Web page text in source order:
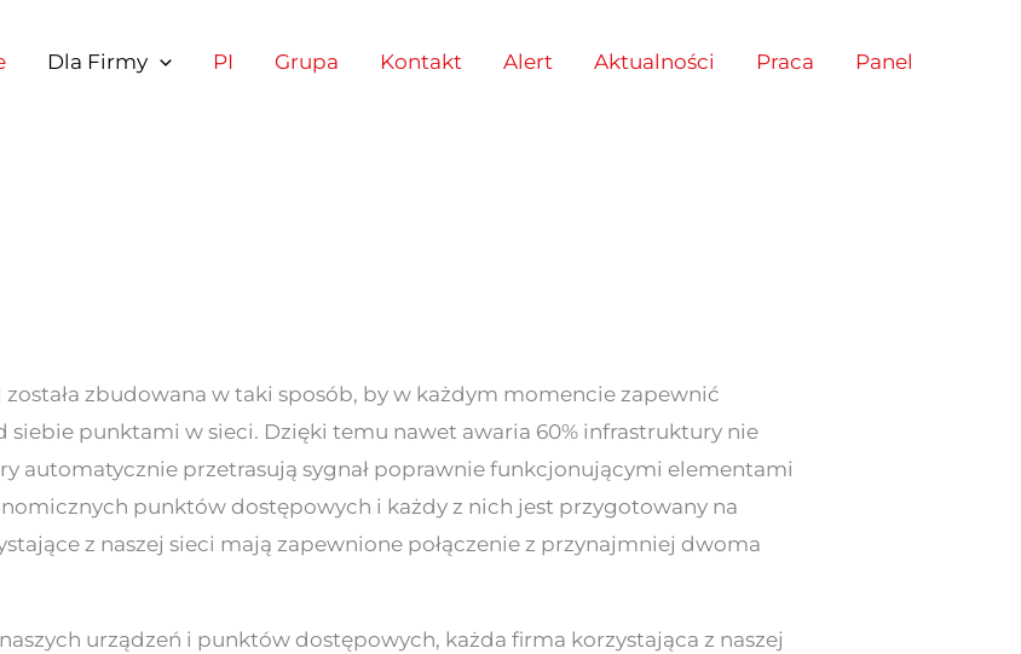
Dla Firmy PI Grupa Kontakt Alert Aktualności Praca Panel
zbudowana w taki sposób, by w każdym momencie zapewnić
siebie punktami w sieci. Dzięki temu nawet awaria 60% infrastruktury nie
automatycznie przetrasują sygnał poprawnie funkcjonującymi elementami
punktów dostępowych i każdy z nich jest przygotowany na
z naszej sieci mają zapewnione połączenie z przynajmniej dwoma
urządzeń i punktów dostępowych, każda firma korzystająca z naszej